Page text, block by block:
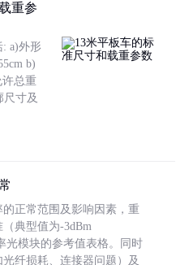
重参
: a)外形
b)
许总重
寸及
正常范围及影响因素，重
典型值为-3dBm
光模块的参考值表格。同时
纤损耗、连接器问题）及